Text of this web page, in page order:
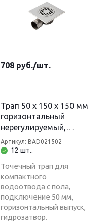
708 руб./шт.
Трап 50 х 150 х 150 мм
горизонтальный
нерегулируемый,
гидрозатвор,
нержавеющая сталь
12 шт..
Артикул: BAD021502
Точечный трап для
компактного
водоотвода с пола,
подключение 50 мм,
горизонтальный выпуск,
гидрозатвор.